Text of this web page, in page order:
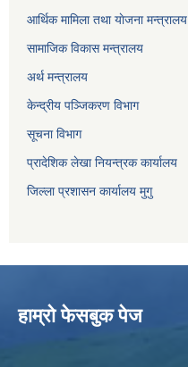
आर्थिक मामिला तथा याेजना मन्त्रालय
सामाजिक विकास मन्त्रालय
अर्थ मन्त्रालय
केन्द्रीय पञ्जिकरण विभाग
सूचना विभाग
प्रादेशिक लेखा नियन्त्रक कार्यालय
जिल्ला प्रशासन कार्यालय मुगु
हाम्राे फेसबुक पेज